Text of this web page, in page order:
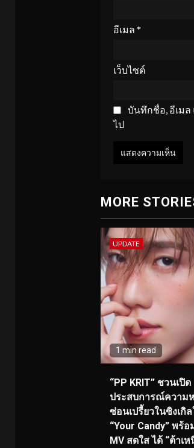
อีเมล *
เว็บไซต์
บันทึกชื่อ, อีเมล
ไป
MORE
UPDATE
1 min read
“PP KRIT” ชวนเปิด
ประสบการณ์ความ
ซ่อนเปรี้ยวในซิงเกิ
“Your Candy” พร้อ
MV สดใส ได้ “ต้าเห